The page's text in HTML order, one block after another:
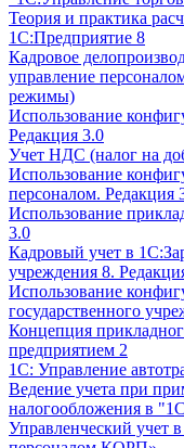
Теория и практика
1С:Предприятие 8
Кадровое
управление
режимы)
Использование
Редакция 3.0
Учет НДС (налог на
Использование
персоналом. Редакция
Использование
3.0
Кадровый учет в
учреждения 8.
Использование
государственного
Концепция
предприятием 2
1С: Управление
Ведение учета при
налогообложения в
Управленческий учет